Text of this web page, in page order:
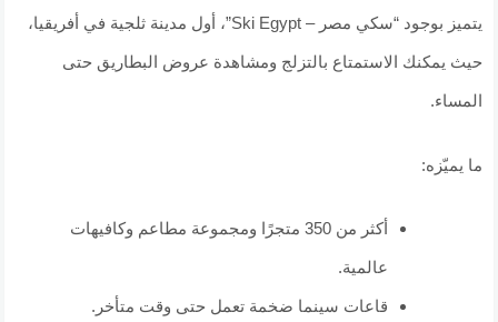
يتميز بوجود “سكي مصر – Ski Egypt”، أول مدينة ثلجية في أفريقيا،
حيث يمكنك الاستمتاع بالتزلج ومشاهدة عروض البطاريق حتى
المساء.
ما يميّزه:
أكثر من 350 متجرًا ومجموعة مطاعم وكافيهات
عالمية.
قاعات سينما ضخمة تعمل حتى وقت متأخر.